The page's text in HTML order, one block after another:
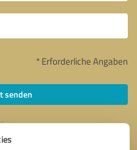
* Erforderliche Angaben
senden
zu.